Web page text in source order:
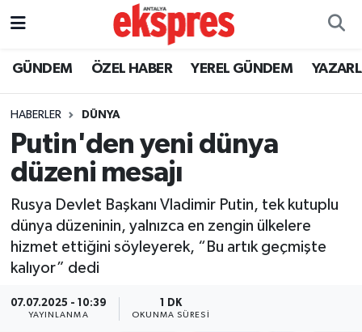
GÜNDEM ÖZEL HABER YEREL GÜNDEM
HABERLER DÜNYA
Putin'den yeni dünya
düzeni mesajı
Rusya Devlet Başkanı Vladimir Putin, tek kutuplu
dünya düzeninin, yalnızca en zengin ülkelere
hizmet ettiğini söyleyerek, “Bu artık geçmişte
kalıyor” dedi
07.07.2025 - 10:39
YAYINLANMA
1 DK
OKUNMA SÜRESI
ÖZEL HABER
YEREL GÜNDEM
EKONOMİ
KÜLTÜR - SANAT
SPOR
SİYASET
Nöbetçi Eczaneler
Trafik Durumu
Süper Lig Puan Durumu ve Fikstür
Tüm Manşetler
Son Dakika Haberleri
Haber Arşivi